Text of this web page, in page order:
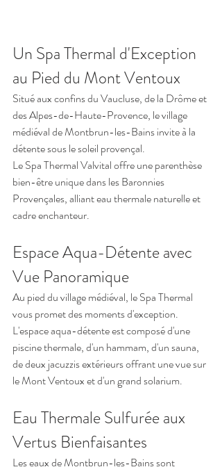
Un Spa Thermal d'Exception
au Pied du Mont Ventoux
Situé aux confins du Vaucluse, de la Drôme et
des Alpes-de-Haute-Provence, le village
médiéval de Montbrun-les-Bains invite à la
détente sous le soleil provençal.
Le Spa Thermal Valvital offre une parenthèse
bien-être unique dans les Baronnies
Provençales, alliant eau thermale naturelle et
cadre enchanteur.
Espace Aqua-Détente avec
Vue Panoramique
Au pied du village médiéval, le Spa Thermal
vous promet des moments d'exception.
L'espace aqua-détente est composé d'une
piscine thermale, d'un hammam, d'un sauna,
de deux jacuzzis extérieurs offrant une vue sur
le Mont Ventoux et d'un grand solarium.
Eau Thermale Sulfurée aux
Vertus Bienfaisantes
Les eaux de Montbrun-les-Bains sont